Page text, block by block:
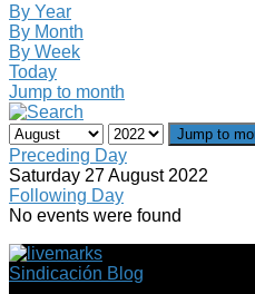
By Year
By Month
By Week
Today
Jump to month
Jump to
Preceding Day
Saturday 27 August 2022
Following Day
No events were found
Sindicación Blog